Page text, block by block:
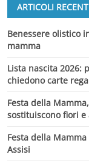
ARTICOLI
Benessere olistico
mamma
Lista nascita 2026:
chiedono carte
Festa della
sostituiscono fiori
Festa della
Assisi